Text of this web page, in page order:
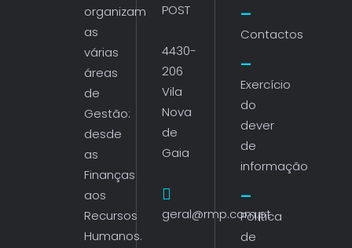
organizam
as
várias
áreas
de
Gestão:
desde
as
Finanças
aos
Recursos
Humanos.
POST
4430-
206
Vila
Nova
de
Gaia
geral@rmp.com.pt
Contactos
Exercício
do
dever
de
informação
Política
de